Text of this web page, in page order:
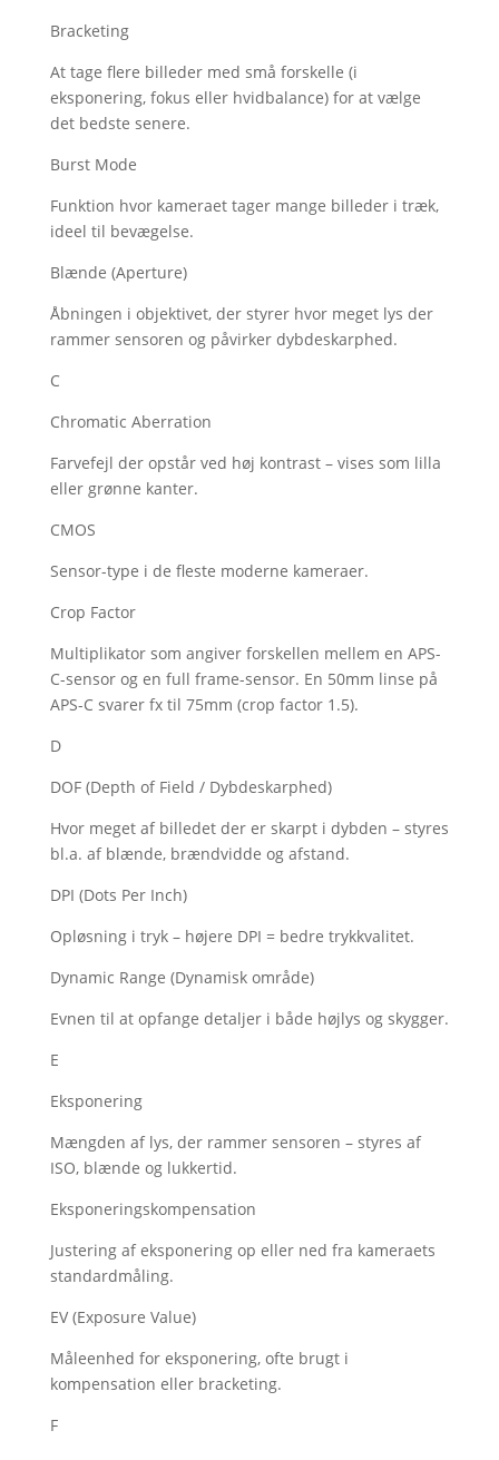
Bracketing
At tage flere billeder med små forskelle (i
eksponering, fokus eller hvidbalance) for at vælge
det bedste senere.
Burst Mode
Funktion hvor kameraet tager mange billeder i træk,
ideel til bevægelse.
Blænde (Aperture)
Åbningen i objektivet, der styrer hvor meget lys der
rammer sensoren og påvirker dybdeskarphed.
C
Chromatic Aberration
Farvefejl der opstår ved høj kontrast – vises som lilla
eller grønne kanter.
CMOS
Sensor-type i de fleste moderne kameraer.
Crop Factor
Multiplikator som angiver forskellen mellem en APS-
C-sensor og en full frame-sensor. En 50mm linse på
APS-C svarer fx til 75mm (crop factor 1.5).
D
DOF (Depth of Field / Dybdeskarphed)
Hvor meget af billedet der er skarpt i dybden – styres
bl.a. af blænde, brændvidde og afstand.
DPI (Dots Per Inch)
Opløsning i tryk – højere DPI = bedre trykkvalitet.
Dynamic Range (Dynamisk område)
Evnen til at opfange detaljer i både højlys og skygger.
E
Eksponering
Mængden af lys, der rammer sensoren – styres af
ISO, blænde og lukkertid.
Eksponeringskompensation
Justering af eksponering op eller ned fra kameraets
standardmåling.
EV (Exposure Value)
Måleenhed for eksponering, ofte brugt i
kompensation eller bracketing.
F